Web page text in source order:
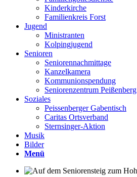
Kinderkirche
Familienkreis Forst
Jugend
Ministranten
Kolpingjugend
Senioren
Seniorennachmittage
Kanzelkamera
Kommunionspendung
Seniorenzentrum Peißenberg
Soziales
Peissenberger Gabentisch
Caritas Ortsverband
Sternsinger-Aktion
Musik
Bilder
Menü